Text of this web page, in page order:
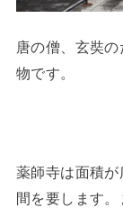
唐の僧、玄奘
物です。
薬師寺は面積
間を要します